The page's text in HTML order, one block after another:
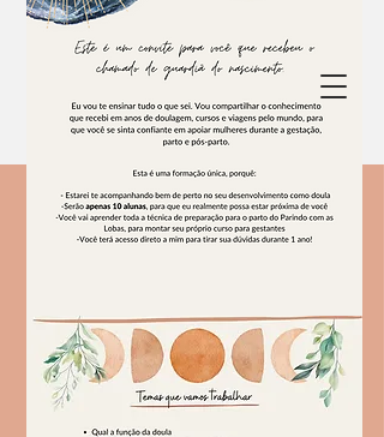
del vientre al cuerpo
Thati Menéndez